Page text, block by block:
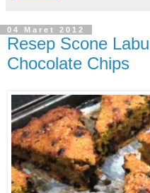
04 Maret 2012
Resep Scone
Chocolate Chips